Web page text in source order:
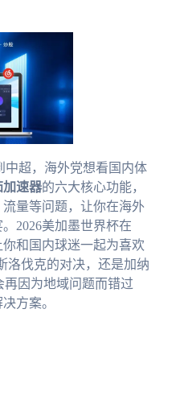
超，海外党想看国内体
加速器的六大核心功能，
量等问题，让你在海外
2026美加墨世界杯在
你和国内球迷一起为喜欢
洛伐克的对决，还是加纳
再因为地域问题而错过
方案。